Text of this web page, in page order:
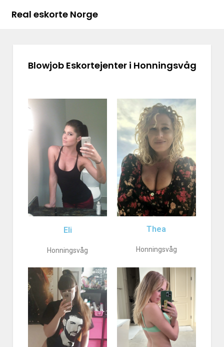
Real eskorte Norge
Blowjob Eskortejenter i Honningsvåg
Eli
Honningsvåg
Thea
Honningsvåg